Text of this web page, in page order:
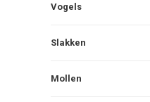
Vogels
Slakken
Mollen